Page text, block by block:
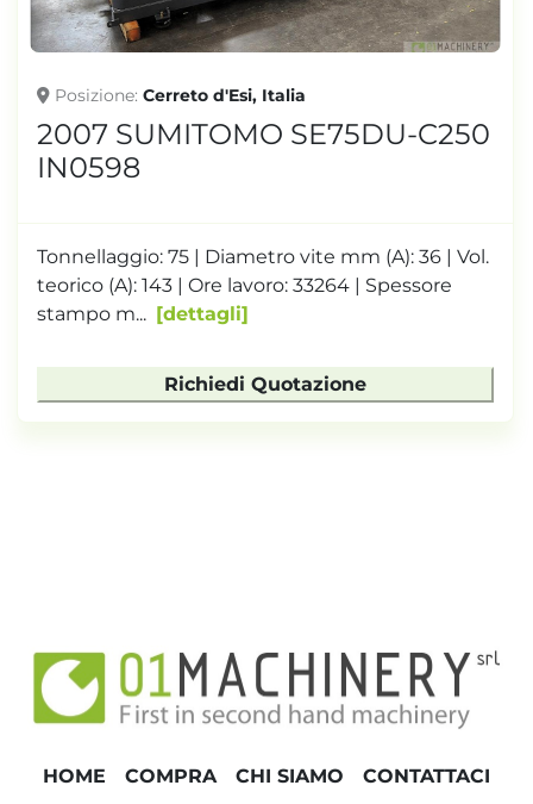
Posizione Cerreto d'Esi, Italia
2007 SUMITOMO SE75DU-C250
IN0598
Tonnellaggio: 75 | Diametro vite mm (A): 36 | Vol.
teorico (A): 143 | Ore lavoro: 33264 | Spessore
stampo m...
dettagli
Richiedi Quotazione
HOME COMPRA CHI SIAMO CONTATTACI